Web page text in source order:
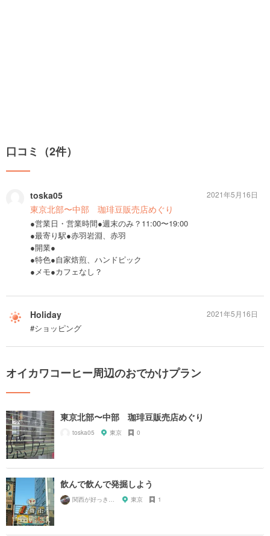
口コミ（2件）
toska05
東京北部〜中部 珈琲豆販売店めぐり
●営業日・営業時間●週末のみ？11:00〜19:00
●最寄り駅●赤羽岩淵、赤羽
●開業●
●特色●自家焙煎、ハンドピック
●メモ●カフェなし？
2021年5月16日
Holiday
#ショッピング
2021年5月16日
オイカワコーヒー周辺のおでかけプラン
東京北部〜中部 珈琲豆販売店めぐり
toska05 東京 0
飲んで飲んで発掘しよう
東京 1